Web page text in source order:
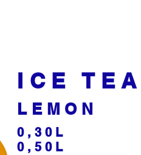
ICE TEA
LEMON
0,30L
0,50L